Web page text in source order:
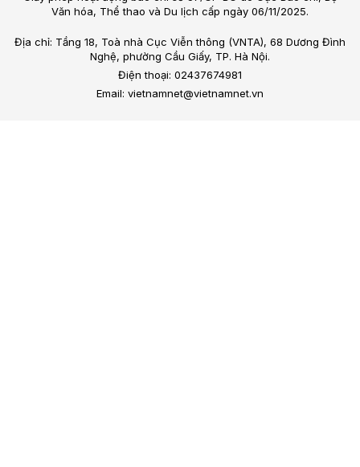
Văn hóa, Thể thao và Du lịch cấp ngày 06/11/2025.
Địa chỉ: Tầng 18, Toà nhà Cục Viễn thông (VNTA), 68 Dương Đình
Nghệ, phường Cầu Giấy, TP. Hà Nội.
Điện thoại: 02437674981
Email: vietnamnet@vietnamnet.vn